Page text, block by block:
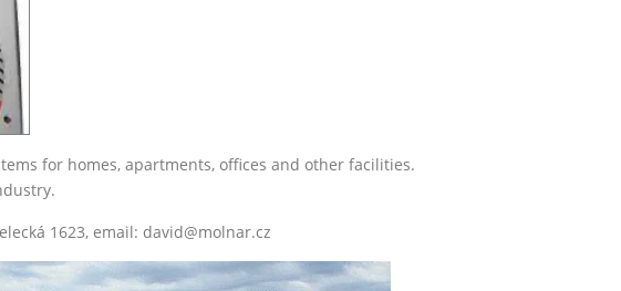
for homes, apartments, offices and other facilities.
1623, email: david@molnar.cz